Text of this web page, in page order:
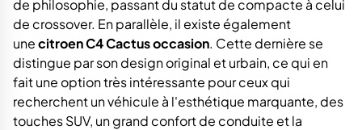
de philosophie, passant du statut de compacte à celui
de crossover. En parallèle, il existe également
unecitroen C4 Cactus occasion. Cette dernière se
distingue par son design original et urbain, ce qui en
fait une option très intéressante pour ceux qui
recherchent un véhicule à l'esthétique marquante, des
touches SUV, un grand confort de conduite et la